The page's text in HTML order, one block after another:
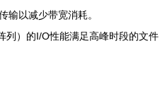
输以减少带宽消耗。
列）的I/O性能满足高峰时段的文件